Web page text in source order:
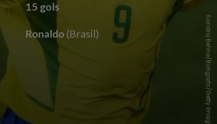
15 gols
Ronaldo (Brasil) Sandra Behne/Bongarts/Getty Images